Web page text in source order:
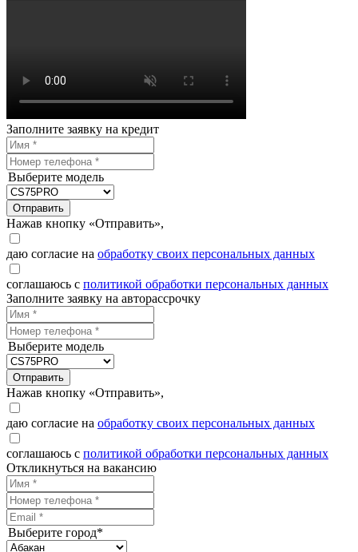
Заполните заявку на кредит
Выберите модель
Отправить
Нажав кнопку «Отправить»,
даю согласие на обработку своих персональных данных
соглашаюсь с политикой обработки персональных данных
Заполните заявку на авторассрочку
Выберите модель
Отправить
Нажав кнопку «Отправить»,
даю согласие на обработку своих персональных данных
соглашаюсь с политикой обработки персональных данных
Откликнуться на вакансию
Выберите город*